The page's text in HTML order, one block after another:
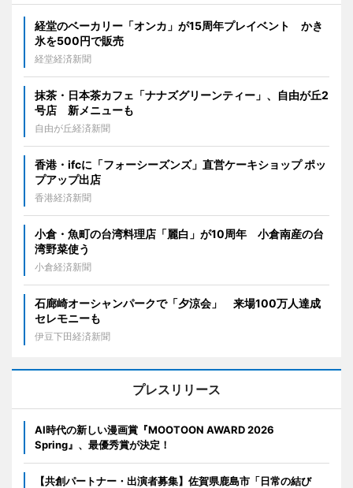
経堂のベーカリー「オンカ」が15周年プレイベント かき
氷を500円で販売
経堂経済新聞
抹茶・日本茶カフェ「ナナズグリーンティー」、自由が丘2
号店 新メニューも
自由が丘経済新聞
香港・ifcに「フォーシーズンズ」直営ケーキショップ ポッ
プアップ出店
香港経済新聞
小倉・魚町の台湾料理店「麗白」が10周年 小倉南産の台
湾野菜使う
小倉経済新聞
石廊崎オーシャンパークで「夕涼会」 来場100万人達成
セレモニーも
伊豆下田経済新聞
プレスリリース
AI時代の新しい漫画賞『MOOTOON AWARD 2026
Spring』、最優秀賞が決定！
【共創パートナー・出演者募集】佐賀県鹿島市「日常の結び